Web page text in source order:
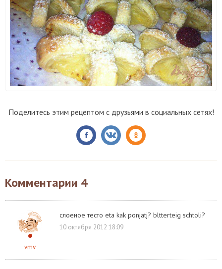
Поделитесь этим рецептом с друзьями в социальных сетях!
Комментарии 4
vmv
слоеное тесто eta kak ponjatj? bltterteig schtoli?
10 октября 2012 18:09